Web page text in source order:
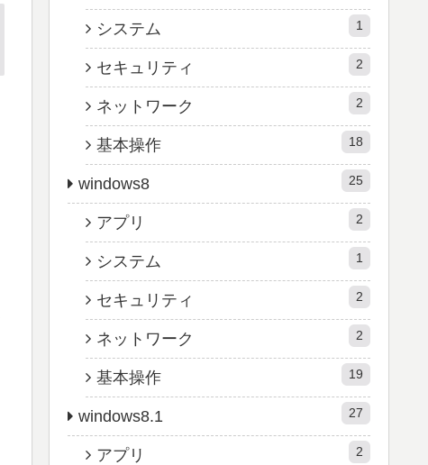
システム 1
セキュリティ 2
ネットワーク 2
基本操作 18
windows8 25
アプリ 2
システム 1
セキュリティ 2
ネットワーク 2
基本操作 19
windows8.1 27
アプリ 2